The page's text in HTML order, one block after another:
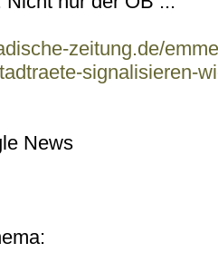
zeitung.de/
signalisieren-
News